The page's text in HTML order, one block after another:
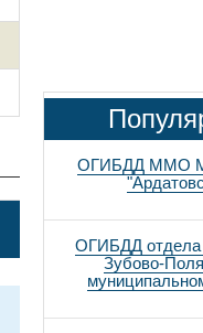
ОГИБДД ММО
ОГИБДД
Зубово-